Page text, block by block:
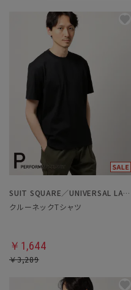
SUIT SQUARE／UNIVERSAL LANGUAGE
クルーネックTシャツ
￥1,644
￥3,289